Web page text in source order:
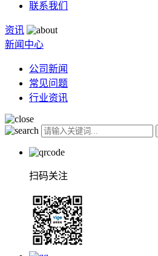
联系我们
资讯
新闻中心
公司新闻
常见问题
行业资讯
扫码关注